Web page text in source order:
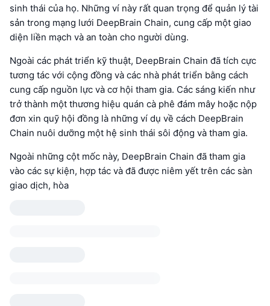
sinh thái của họ. Những ví này rất quan trọng để quản lý tài
sản trong mạng lưới DeepBrain Chain, cung cấp một giao
diện liền mạch và an toàn cho người dùng.
Ngoài các phát triển kỹ thuật, DeepBrain Chain đã tích cực
tương tác với cộng đồng và các nhà phát triển bằng cách
cung cấp nguồn lực và cơ hội tham gia. Các sáng kiến như
trở thành một thương hiệu quán cà phê đám mây hoặc nộp
đơn xin quỹ hội đồng là những ví dụ về cách DeepBrain
Chain nuôi dưỡng một hệ sinh thái sôi động và tham gia.
Ngoài những cột mốc này, DeepBrain Chain đã tham gia
vào các sự kiện, hợp tác và đã được niêm yết trên các sàn
giao dịch, hòa